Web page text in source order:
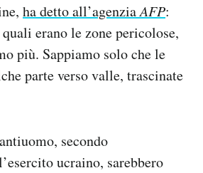
ha detto all’agenziaAFP:
erano le zone pericolose,
più. Sappiamo solo che le
parte verso valle, trascinate
secondo
ucraino, sarebbero